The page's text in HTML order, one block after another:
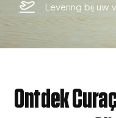
Levering bij uw
Ontdek